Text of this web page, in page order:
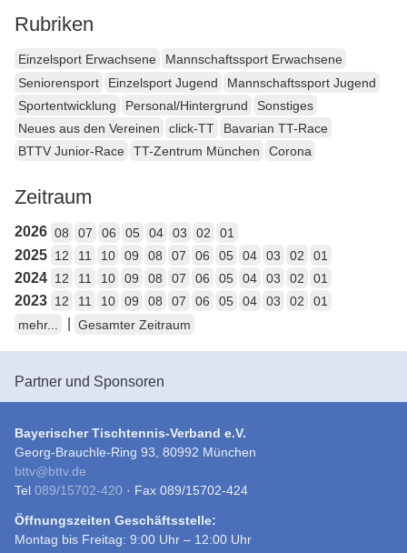
Rubriken
Einzelsport Erwachsene
Mannschaftssport Erwachsene
Seniorensport
Einzelsport Jugend
Mannschaftssport Jugend
Sportentwicklung
Personal/Hintergrund
Sonstiges
Neues aus den Vereinen
click-TT
Bavarian TT-Race
BTTV Junior-Race
TT-Zentrum München Corona
Zeitraum
2026 08 07 06 05 04 03 02 01
2025 12 11 10 09 08 07 06 05 04 03 02 01
2024 12 11 10 09 08 07 06 05 04 03 02 01
2023 12 11 10 09 08 07 06 05 04 03 02
01
mehr...
Gesamter Zeitraum
Partner und Sponsoren
Bayerischer Tischtennis-Verband e.V.
Georg-Brauchle-Ring 93, 80992 München
bttv@bttv.de
Tel 089/15702-420 · Fax 089/15702-424
Öffnungszeiten Geschäftsstelle:
Montag bis Freitag: 9:00 Uhr – 12:00 Uhr